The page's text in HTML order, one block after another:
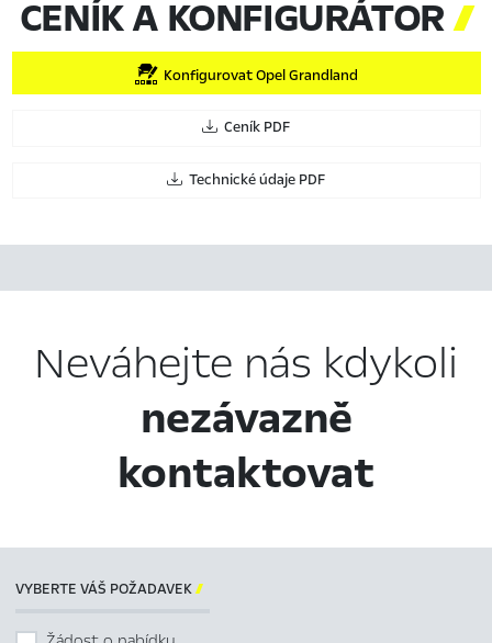
CENÍK A KONFIGURÁTOR
Konfigurovat Opel Grandland
Ceník PDF
Technické údaje PDF
Neváhejte nás kdykoli
nezávazně
kontaktovat
VYBERTE VÁŠ POŽADAVEK